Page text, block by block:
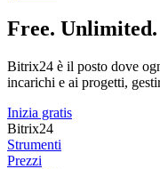
Free.
Bitrix24 è il posto dove
incarichi e ai progetti,
Inizia gratis
Bitrix24
Strumenti
Prezzi